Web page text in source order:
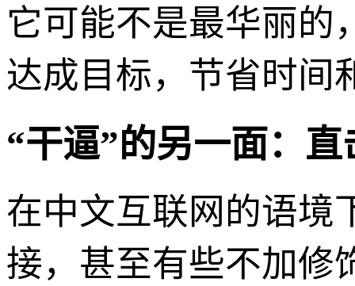
它可能不是最华丽的
达成目标，节省时间
“干逼”的另一面：
在中文互联网的语境
接，甚至有些不加修